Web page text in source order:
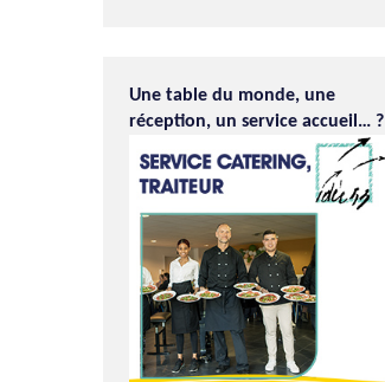
Une table du monde, une
réception, un service accueil… ?